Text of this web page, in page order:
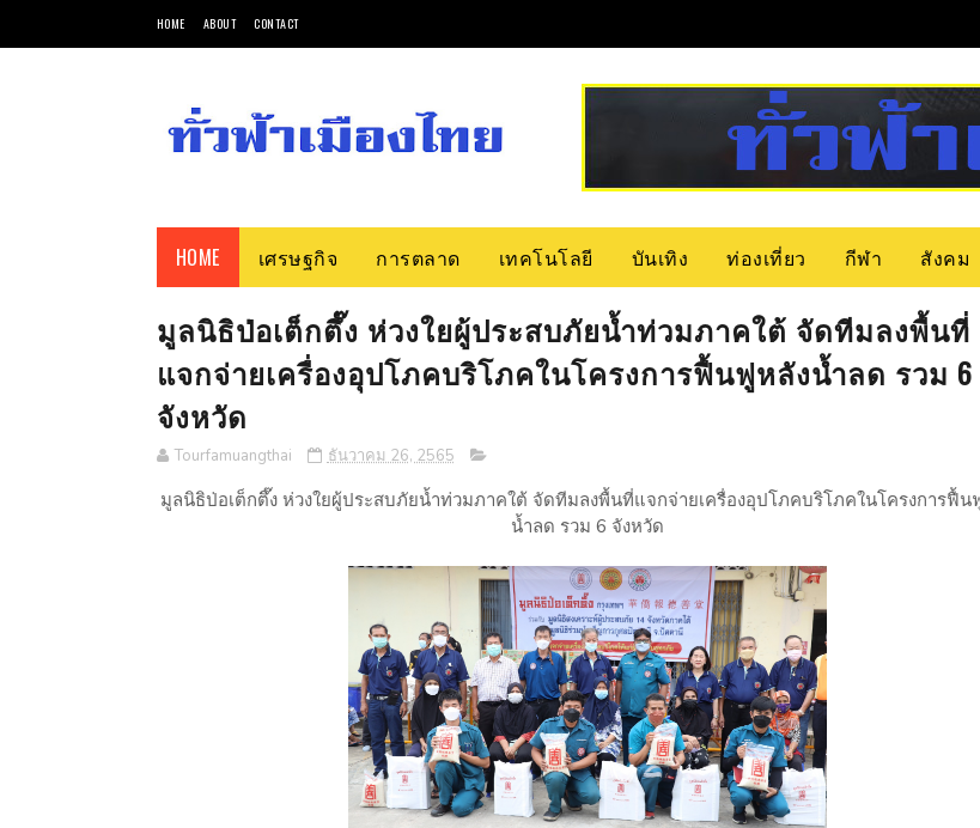
HOME ABOUT CONTACT
HOME เศรษฐกิจ การตลาด เทคโนโลยี บันเทิง ท่องเที่ยว กีฬา สังคม
มูลนิธิป่อเต็กตึ๊ง ห่วงใยผู้ประสบภัยน้ำท่วมภาคใต้ จัดทีมลงพื้นที่
แจกจ่ายเครื่องอุปโภคบริโภคในโครงการฟื้นฟูหลังน้ำลด รวม 6
จังหวัด
Tourfamuangthai ธันวาคม 26, 2565
มูลนิธิป่อเต็กตึ๊ง ห่วงใยผู้ประสบภัยน้ำท่วมภาคใต้ จัดทีมลงพื้นที่แจกจ่ายเครื่องอุปโภคบริโภคในโครงการฟื้น
น้ำลด รวม 6 จังหวัด